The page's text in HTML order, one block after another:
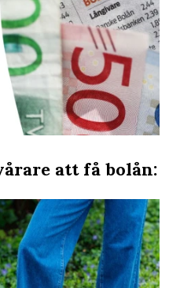
att få bolån: